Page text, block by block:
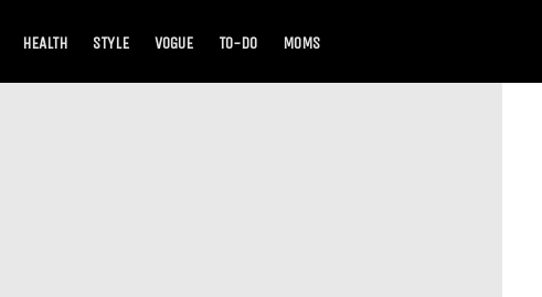
HEALTH STYLE VOGUE TO-DO MOMS